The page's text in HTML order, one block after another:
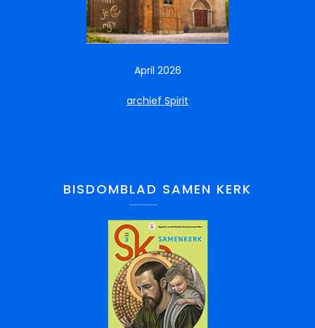
April 2026
archief Spirit
BISDOMBLAD SAMEN KERK